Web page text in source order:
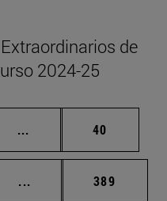
de
2024-25
... Páginas intermedias
Página
40
... Páginas intermedias
Página
389